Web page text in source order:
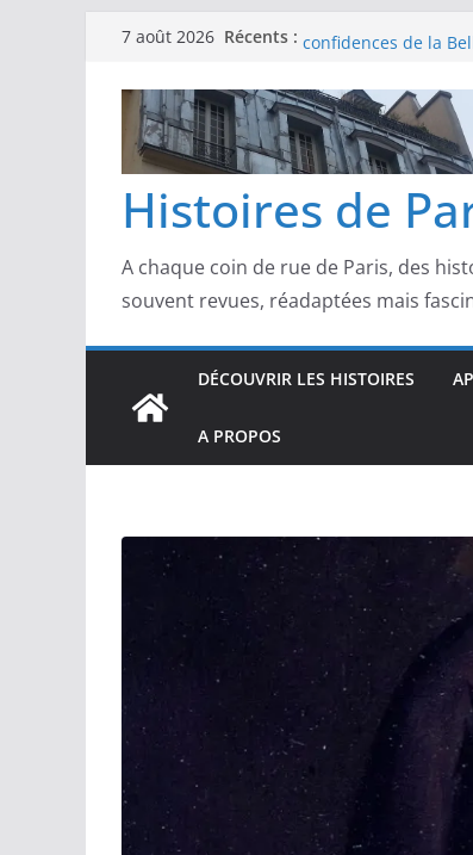
Passer
contenu
7 août 2026 Récents : Les modèles de
complicités au cœur
Les modèles de
d’un Paris moderne
Les modèles de
scandale
Les modèles de
Histoires de
A chaque coin de rue de Paris, des
souvent revues, réadaptées mais
DÉCOUVRIR LES HISTOIRES
A PROPOS